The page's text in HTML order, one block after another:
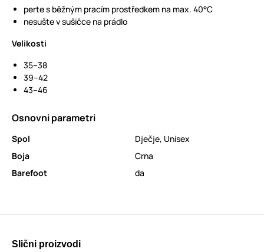
perte s běžným pracím prostředkem na max. 40°C
nesušte v sušičce na prádlo
Velikosti
35–38
39–42
43–46
Osnovni parametri
Spol Dječje, Unisex
Boja
Crna
Barefoot
da
Slični proizvodi